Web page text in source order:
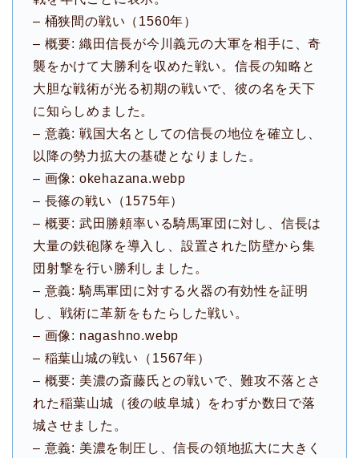
– 桶狭間の戦い（1560年）
– 概要: 織田信長が今川義元の大軍を相手に、奇
襲をかけて大勝利を収めた戦い。信長の知略と
大胆な戦術が光る初期の戦いで、彼の名を天下
に知らしめました。
– 意義: 戦国大名としての信長の地位を確立し、
以降の勢力拡大の基礎となりました。
– 画像: okehazana.webp
– 長篠の戦い（1575年）
– 概要: 武田勝頼率いる騎馬軍団に対し、信長は
大量の鉄砲隊を導入し、設置された防壁から集
団射撃を行い勝利しました。
– 意義: 騎馬軍団に対する火器の有効性を証明
し、戦術に革新をもたらした戦い。
– 画像: nagashno.webp
– 稲葉山城の戦い（1567年）
– 概要: 美濃の斎藤氏との戦いで、難攻不落とさ
れた稲葉山城（後の岐阜城）をわずか数日で落
城させました。
– 意義: 美濃を制圧し、信長の領地拡大に大きく